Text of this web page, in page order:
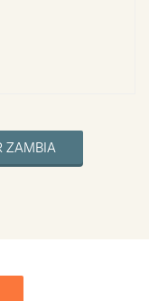
ZAMBIA